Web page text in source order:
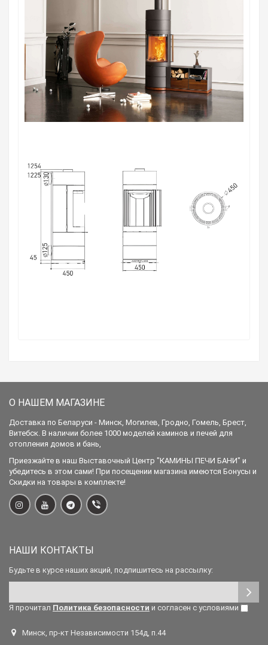
О НАШЕМ МАГАЗИНЕ
Доставка по Беларуси - Минск, Могилев, Гродно, Гомель, Брест,
Витебск. В наличии более 1000 моделей каминов и печей для
отопления домов и бань,
Приезжайте в наш Выставочный Центр "КАМИНЫ ПЕЧИ БАНИ" и
убедитесь в этом сами! При посещении магазина имеются Бонусы и
Скидки на товары в комплекте!
НАШИ КОНТАКТЫ
Будьте в курсе наших акций, подпишитесь на рассылку:
Я прочитал Политика безопасности и согласен с условиями
Минск, пр-кт Независимости 154д, п.44